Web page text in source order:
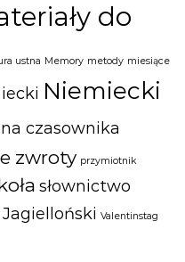
do
ustna Memory metody miesiące
Niemiecki
czasownika
zwroty przymiotnik
słownictwo
Valentinstag